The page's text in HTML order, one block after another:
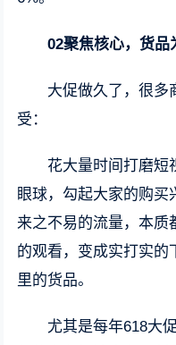
02聚焦核心，货品
大促做久了，很多
受：
花大量时间打磨短
眼球，勾起大家的购买
来之不易的流量，本质
的观看，变成实打实的
里的货品。
尤其是每年618大